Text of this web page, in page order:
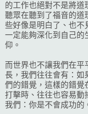
的工作也絕對不是將
聽眾在聽到了福音的道
些好像是明白了、也不
一定能夠深化到自己的
仰。
而世界也不讓我們在平
長，我們往往會有：如
們的錯覺，這樣的錯覺
打擊時、往往也容易動
我們：你是不會成功的